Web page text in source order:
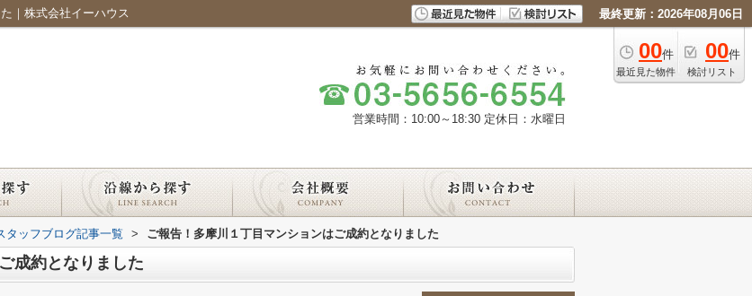
｜株式会社イーハウス 最終更新：2026年08月06日
00件
最近見た物件
00件
検討リスト
営業時間：10:00～18:30 定休日：水曜日
タッフブログ記事一覧 > ご報告！多摩川１丁目マンションはご成約となりました
成約となりました